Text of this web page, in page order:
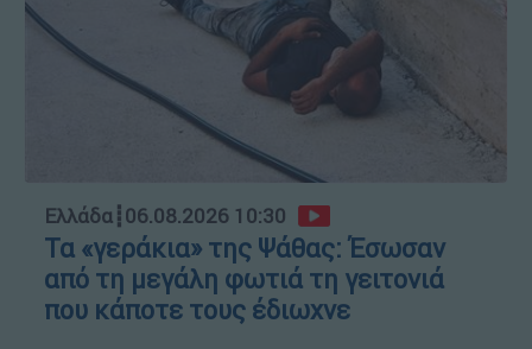
Ελλάδα┋06.08.2026 10:30
Τα «γεράκια» της Ψάθας: Έσωσαν
από τη μεγάλη φωτιά τη γειτονιά
που κάποτε τους έδιωχνε